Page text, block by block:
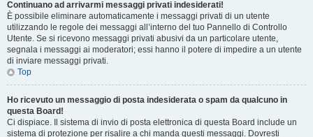
Continuano ad arrivarmi messaggi privati indesiderati!
È possibile eliminare automaticamente i messaggi privati ​​di un utente
utilizzando le regole dei messaggi all’interno del tuo Pannello di Controllo
Utente. Se si ricevono messaggi privati ​​abusivi da un particolare utente,
segnala i messaggi ai moderatori; essi hanno il potere di impedire a un utente
di inviare messaggi privati​​.
Top
Ho ricevuto un messaggio di posta indesiderata o spam da qualcuno in
questa Board!
Ci dispiace. Il sistema di invio di posta elettronica di questa Board include un
sistema di protezione per risalire a chi manda questi messaggi. Dovresti